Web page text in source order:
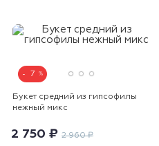
7
Букет средний из гипсофилы
нежный микс
2 750 ₽ 2 960 ₽